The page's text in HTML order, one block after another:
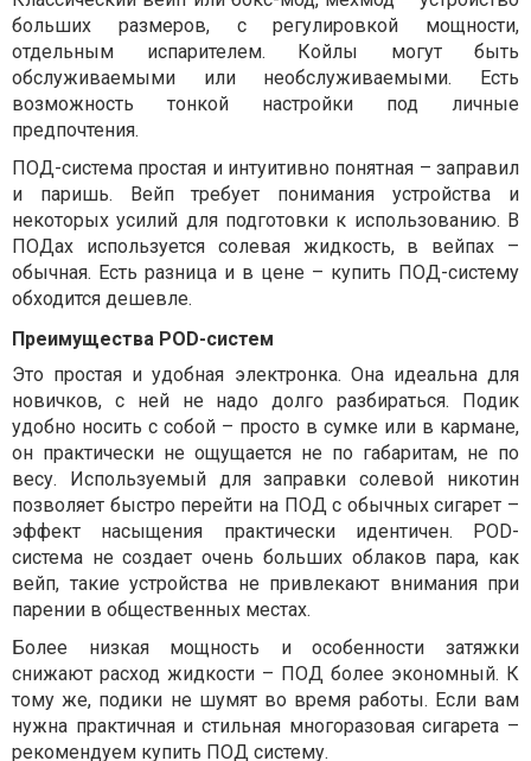
больших размеров, с регулировкой мощности,
отдельным испарителем. Койлы могут быть
обслуживаемыми или необслуживаемыми. Есть
возможность тонкой настройки под личные
предпочтения.
ПОД-система простая и интуитивно понятная – заправил
и паришь. Вейп требует понимания устройства и
некоторых усилий для подготовки к использованию. В
ПОДах используется солевая жидкость, в вейпах –
обычная. Есть разница и в цене – купить ПОД-систему
обходится дешевле.
Преимущества POD-систем
Это простая и удобная электронка. Она идеальна для
новичков, с ней не надо долго разбираться. Подик
удобно носить с собой – просто в сумке или в кармане,
он практически не ощущается не по габаритам, не по
весу. Используемый для заправки солевой никотин
позволяет быстро перейти на ПОД с обычных сигарет –
эффект насыщения практически идентичен. POD-
система не создает очень больших облаков пара, как
вейп, такие устройства не привлекают внимания при
парении в общественных местах.
Более низкая мощность и особенности затяжки
снижают расход жидкости – ПОД более экономный. К
тому же, подики не шумят во время работы. Если вам
нужна практичная и стильная многоразовая сигарета –
рекомендуем купить ПОД систему.